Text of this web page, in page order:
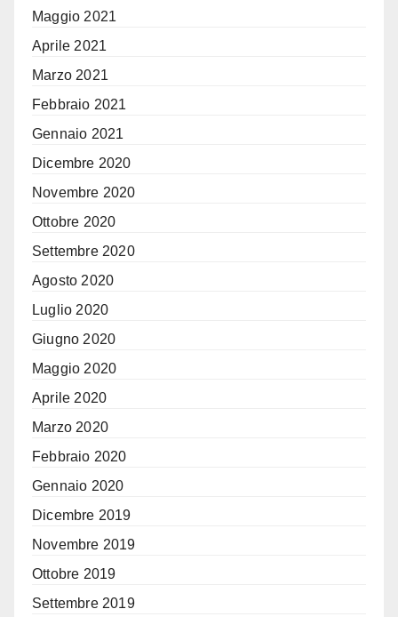
Maggio 2021
Aprile 2021
Marzo 2021
Febbraio 2021
Gennaio 2021
Dicembre 2020
Novembre 2020
Ottobre 2020
Settembre 2020
Agosto 2020
Luglio 2020
Giugno 2020
Maggio 2020
Aprile 2020
Marzo 2020
Febbraio 2020
Gennaio 2020
Dicembre 2019
Novembre 2019
Ottobre 2019
Settembre 2019